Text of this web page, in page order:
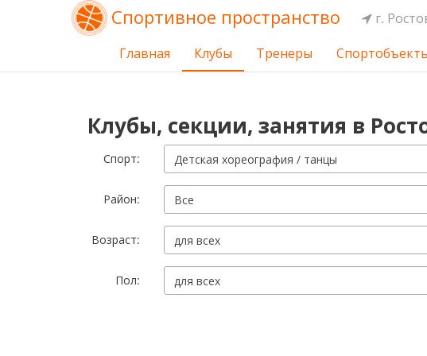
Спортивное пространство г.
Главная Клубы Тренеры
Клубы, секции, занятия в
Cпорт: Детская хореография / танцы
Район: Все
Возраст: для всех
Пол: для всех